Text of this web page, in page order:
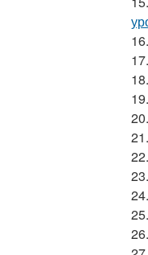
16.
17.
18.
19.
20.
21.
22.
23.
24.
25.
26.